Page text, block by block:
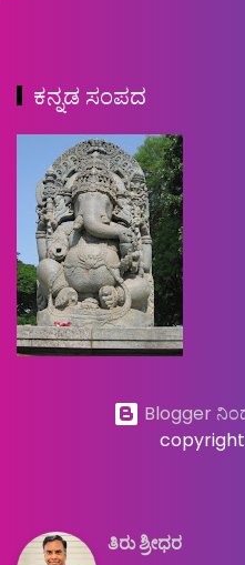
ಕನ್ನಡ ಸಂಪದ
Blogger
ತಿರು ಶ್ರೀಧರ